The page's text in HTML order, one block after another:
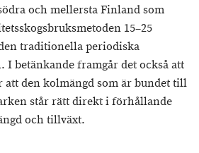
och mellersta Finland som
15–25
traditionella periodiska
I betänkande framgår det också att
den kolmängd som är bundet till
står rätt direkt i förhållande
och tillväxt.